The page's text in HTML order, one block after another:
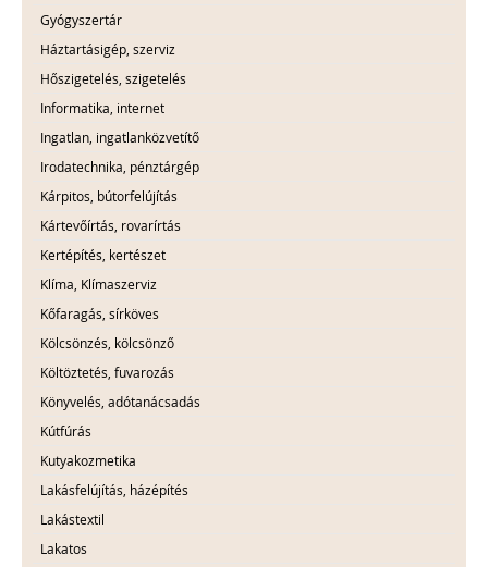
Gyógyszertár
Háztartásigép, szerviz
Hőszigetelés, szigetelés
Informatika, internet
Ingatlan, ingatlanközvetítő
Irodatechnika, pénztárgép
Kárpitos, bútorfelújítás
Kártevőírtás, rovarírtás
Kertépítés, kertészet
Klíma, Klímaszerviz
Kőfaragás, sírköves
Kölcsönzés, kölcsönző
Költöztetés, fuvarozás
Könyvelés, adótanácsadás
Kútfúrás
Kutyakozmetika
Lakásfelújítás, házépítés
Lakástextil
Lakatos